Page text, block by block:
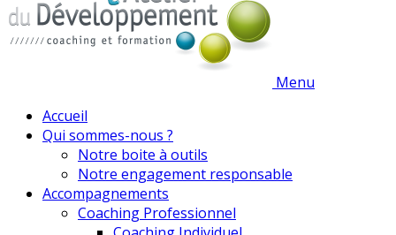
Menu
Accueil
Qui sommes-nous ?
Notre boite à outils
Notre engagement responsable
Accompagnements
Coaching Professionnel